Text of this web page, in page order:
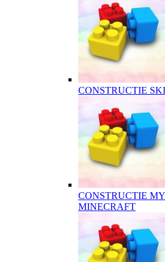
CONSTRUCTIE
CONSTRUCTIE
MINECRAFT